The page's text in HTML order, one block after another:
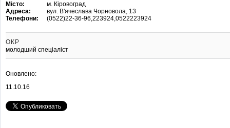
Місто:
м. Кіровоград
Адреса:
вул. В'ячеслава Чорновола, 13
Телефони:
(0522)22-36-96,223924,0522223924
ОКР
молодший спеціаліст
Оновлено:
11.10.16